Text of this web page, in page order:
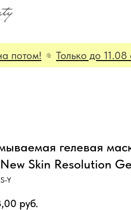
Только до 11.08
гелевая
Skin Resolution
Y
руб.